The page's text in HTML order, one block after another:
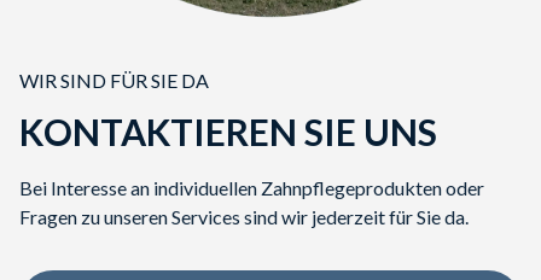
WIR SIND FÜR SIE DA
KONTAKTIEREN SIE UNS
Bei Interesse an individuellen Zahnpflegeprodukten oder
Fragen zu unseren Services sind wir jederzeit für Sie da.